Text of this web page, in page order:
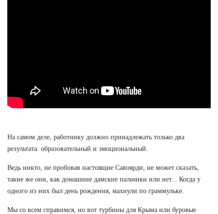
На самом деле, работнику должно принадлежать только два
результата: образовательный и эмоциональный.
Ведь никто, не пробовав настоящие Савоярди, не может сказать,
такие же они, как домашние дамские пальчики или нет... Когда у
одного из них был день рождения, махнули по граммульке.
Мы со всем справимся, но вот турбины для Крыма или буровые